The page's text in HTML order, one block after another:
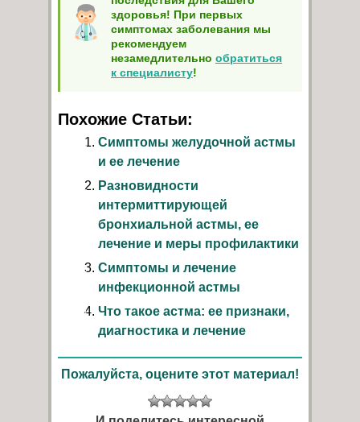
здоровья! При первых
симптомах заболевания мы
рекомендуем
незамедлительно обратиться
к специалисту!
Похожие Статьи:
Симптомы желудочной астмы
и ее лечение
Разновидности
интермиттирующей
бронхиальной астмы, ее
лечение и меры профилактики
Симптомы и лечение
инфекционной астмы
Что такое астма: ее признаки,
диагностика и лечение
Пожалуйста, оцените этот материал!